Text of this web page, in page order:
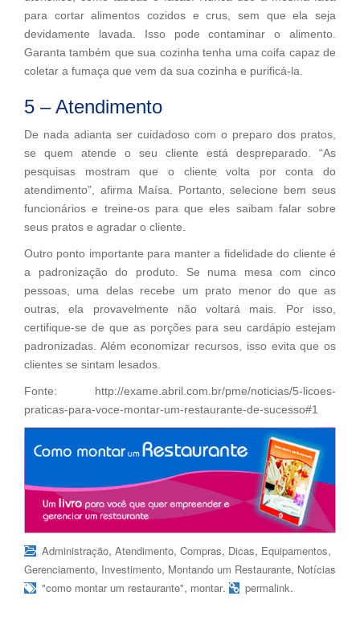
para cortar alimentos cozidos e crus, sem que ela seja
devidamente lavada. Isso pode contaminar o alimento.
Garanta também que sua cozinha tenha uma coifa capaz de
coletar a fumaça que vem da sua cozinha e purificá-la.
5 – Atendimento
De nada adianta ser cuidadoso com o preparo dos pratos,
se quem atende o seu cliente está despreparado. “As
pesquisas mostram que o cliente volta por conta do
atendimento”, afirma Maísa. Portanto, selecione bem seus
funcionários e treine-os para que eles saibam falar sobre
seus pratos e agradar o cliente.
Outro ponto importante para manter a fidelidade do cliente é
a padronização do produto. Se numa mesa com cinco
pessoas, uma delas recebe um prato menor do que as
outras, ela provavelmente não voltará mais. Por isso,
certifique-se de que as porções para seu cardápio estejam
padronizadas. Além economizar recursos, isso evita que os
clientes se sintam lesados.
Fonte: http://exame.abril.com.br/pme/noticias/5-licoes-
praticas-para-voce-montar-um-restaurante-de-sucesso#1
Administração, Atendimento, Compras, Dicas, Equipamentos,
Gerenciamento, Investimento, Montando um Restaurante, Notícias
"como montar um restaurante", montar. permalink.